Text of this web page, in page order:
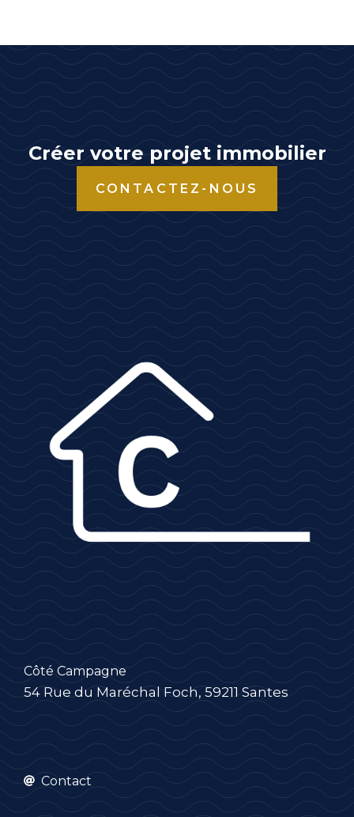
Créer votre projet immobilier
CONTACTEZ-NOUS
Côté Campagne
54 Rue du Maréchal Foch, 59211 Santes
Contact